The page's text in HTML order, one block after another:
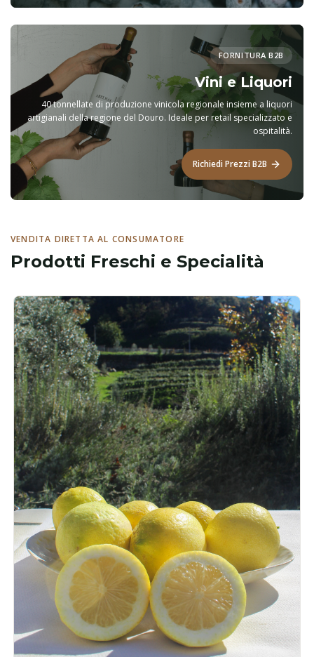
FORNITURA B2B
Vini e Liquori
40 tonnellate di produzione vinicola regionale insieme a liquori
artigianali della regione del Douro. Ideale per retail specializzato e
ospitalità.
Richiedi Prezzi B2B
VENDITA DIRETTA AL CONSUMATORE
Prodotti Freschi e Specialità